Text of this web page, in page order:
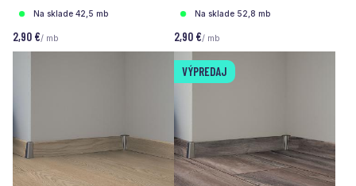
Na sklade 42,5 mb
2,90 €/ mb
Na sklade 52,8 mb
2,90 €/ mb
VÝPREDAJ